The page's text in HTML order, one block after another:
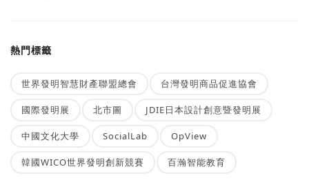
熱門標籤
世界發明智慧財產聯盟總會 台灣發明商品促進協會
國際發明展 北市圖 JDIE日本設計創意暨發明展
中國文化大學 SocialLab OpView
韓國WICO世界發明創新競賽 百瀚智能教育